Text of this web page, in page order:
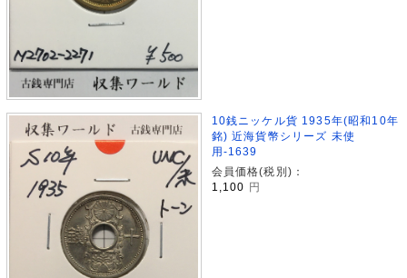
10銭ニッケル貨 1935年(昭和10年
銘) 近海貨幣シリーズ 未使
用-1639
会員価格(税別)：
1,100 円